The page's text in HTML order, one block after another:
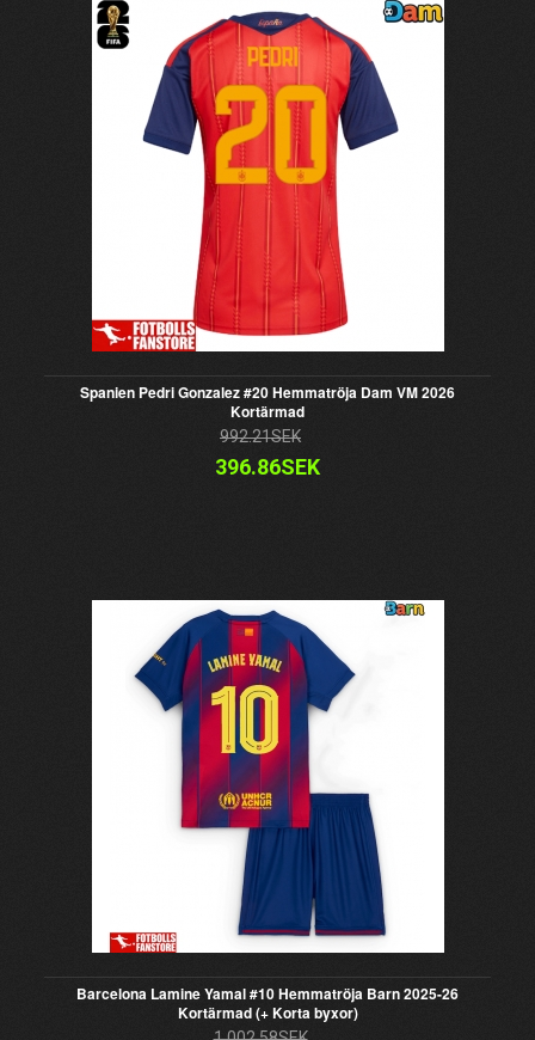
Spanien Pedri Gonzalez #20 Hemmatröja Dam VM 2026
Kortärmad
992.21SEK
396.86SEK
Barcelona Lamine Yamal #10 Hemmatröja Barn 2025-26
Kortärmad (+ Korta byxor)